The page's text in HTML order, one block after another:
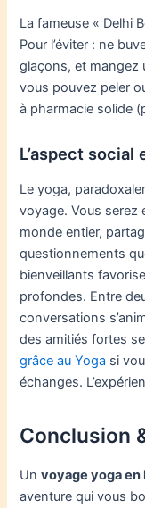
La fameuse « Delhi
Pour l’éviter : ne
glaçons, et mangez
vous pouvez peler
à pharmacie solide
L’aspect
Le yoga,
voyage. Vous serez
monde entier,
questionnements
bienveillants
profondes. Entre
conversations
des amitiés fortes
grâce au Yoga si
échanges.
Conclusion
Unvoyage yoga en
aventure qui vous